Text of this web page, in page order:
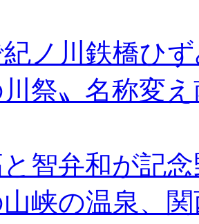
ノ川鉄橋ひ
川祭〟名称変
智弁和が記
峡の温泉、